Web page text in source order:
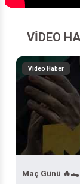
VIDEO
Video Haber
Maç Günü